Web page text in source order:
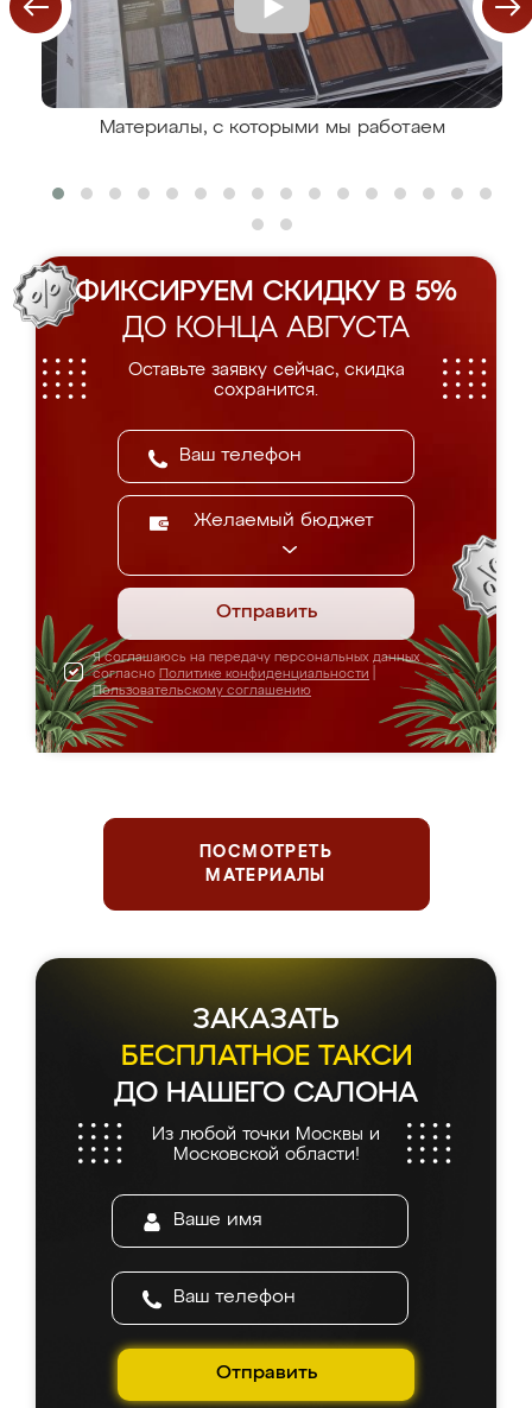
Материалы, с которыми мы работаем
ФИКСИРУЕМ СКИДКУ В 5%
ДО КОНЦА АВГУСТА
Оставьте заявку сейчас, скидка
сохранится.
Желаемый бюджет
Отправить
Я соглашаюсь на передачу персональных данных
согласно Политике конфиденциальности
Пользовательскому соглашению
ПОСМОТРЕТЬ
МАТЕРИАЛЫ
ЗАКАЗАТЬ
БЕСПЛАТНОЕ ТАКСИ
ДО НАШЕГО САЛОНА
Из любой точки Москвы и
Московской области!
Отправить